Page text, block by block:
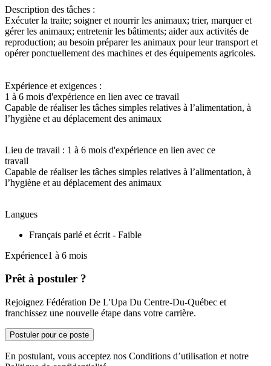
Description des tâches :
Exécuter la traite; soigner et nourrir les animaux; trier, marquer et
gérer les animaux; entretenir les bâtiments; aider aux activités de
reproduction; au besoin préparer les animaux pour leur transport et
opérer ponctuellement des machines et des équipements agricoles.
Expérience et exigences :
1 à 6 mois d'expérience en lien avec ce travail
Capable de réaliser les tâches simples relatives à l’alimentation, à
l’hygiène et au déplacement des animaux
Lieu de travail : 1 à 6 mois d'expérience en lien avec ce
travail
Capable de réaliser les tâches simples relatives à l’alimentation, à
l’hygiène et au déplacement des animaux
Langues
Français parlé et écrit - Faible
Expérience1 à 6 mois
Prêt à postuler ?
Rejoignez Fédération De L'Upa Du Centre-Du-Québec et
franchissez une nouvelle étape dans votre carrière.
Postuler pour ce poste
En postulant, vous acceptez nos Conditions d’utilisation et notre